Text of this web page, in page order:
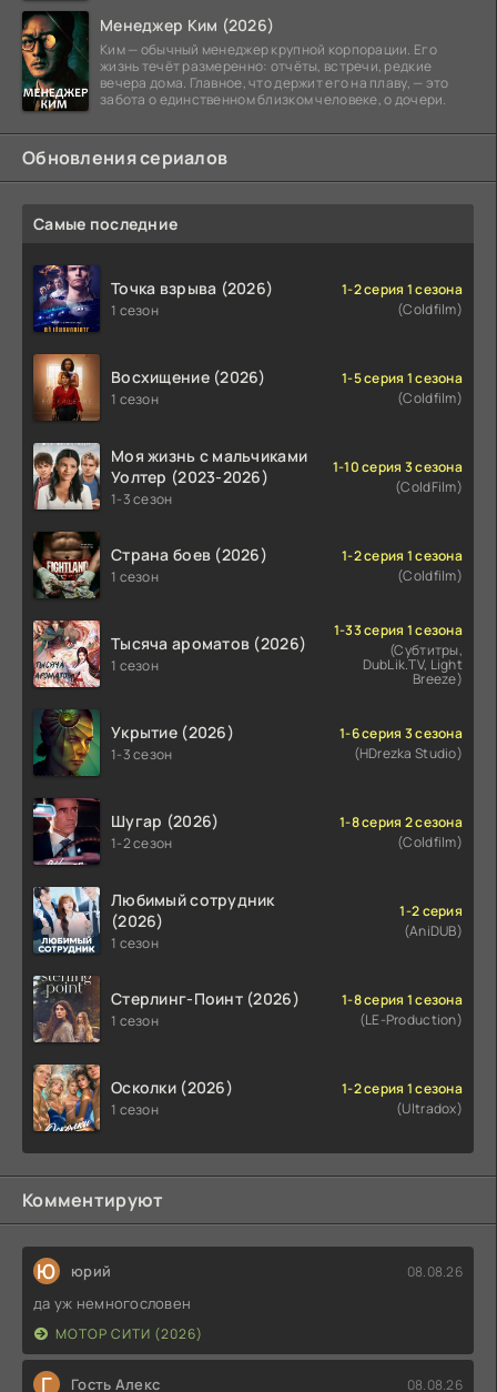
Менеджер Ким (2026)
Ким — обычный менеджер крупной корпорации. Его
жизнь течёт размеренно: отчёты, встречи, редкие
вечера дома. Главное, что держит его на плаву, — это
забота о единственном близком человеке, о дочери.
Обновления сериалов
Самые последние
Точка взрыва (2026)
1 сезон
1-2 серия 1 сезона
(Coldfilm)
Восхищение (2026)
1 сезон
1-5 серия 1 сезона
(Coldfilm)
Моя жизнь с мальчиками
Уолтер (2023-2026)
1-3 сезон
1-10 серия 3 сезона
(ColdFilm)
Страна боев (2026)
1 сезон
1-2 серия 1 сезона
(Coldfilm)
Тысяча ароматов (2026)
1 сезон
1-33 серия 1 сезона
(Субтитры,
DubLik.TV, Light
Breeze)
Укрытие (2026)
1-3 сезон
1-6 серия 3 сезона
(HDrezka Studio)
Шугар (2026)
1-2 сезон
1-8 серия 2 сезона
(Coldfilm)
Любимый сотрудник
(2026)
1 сезон
1-2 серия
(AniDUB)
Стерлинг-Поинт (2026)
1 сезон
1-8 серия 1 сезона
(LE-Production)
Осколки (2026)
1 сезон
1-2 серия 1 сезона
(Ultradox)
Комментируют
Ю юрий 08.08.26
да уж немногословен
МОТОР СИТИ (2026)
Г Гость Алекс 08.08.26